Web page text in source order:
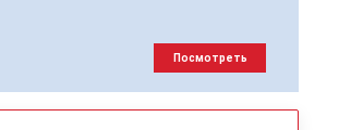
Посмотреть